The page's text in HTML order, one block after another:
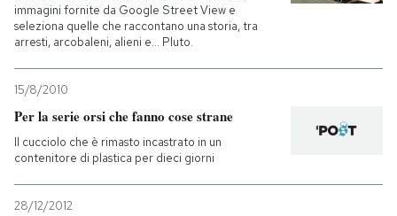
immagini fornite da Google Street View e
seleziona quelle che raccontano una storia, tra
arresti, arcobaleni, alieni e... Pluto.
15/8/2010
Per la serie orsi che fanno cose strane
Il cucciolo che è rimasto incastrato in un
contenitore di plastica per dieci giorni
28/12/2012